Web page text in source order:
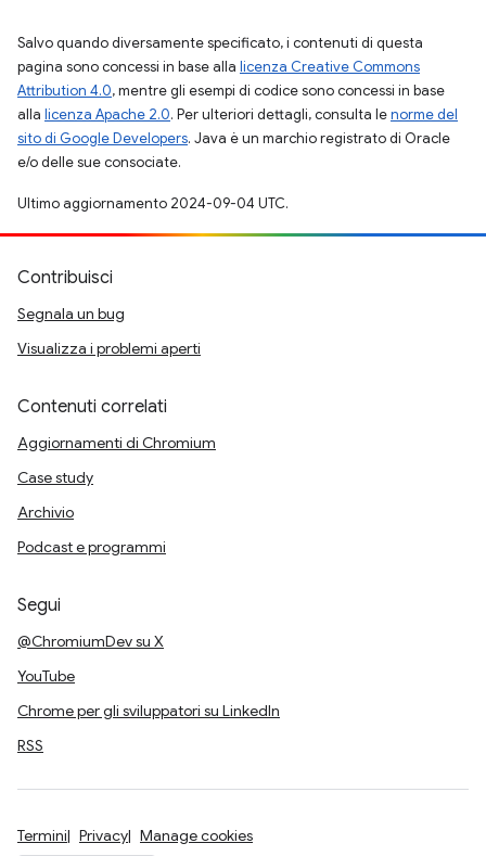
Salvo quando diversamente specificato, i contenuti di questa
pagina sono concessi in base alla licenza Creative Commons
Attribution 4.0, mentre gli esempi di codice sono concessi in base
alla licenza Apache 2.0. Per ulteriori dettagli, consulta lenorme del
sito di Google Developers. Java è un marchio registrato di Oracle
e/o delle sue consociate.
Ultimo aggiornamento 2024-09-04 UTC.
Contribuisci
Segnala un bug
Visualizza i problemi aperti
Contenuti correlati
Aggiornamenti di Chromium
Case study
Archivio
Podcast e programmi
Segui
@ChromiumDev su X
YouTube
Chrome per gli sviluppatori su LinkedIn
RSS
Termini Privacy Manage cookies